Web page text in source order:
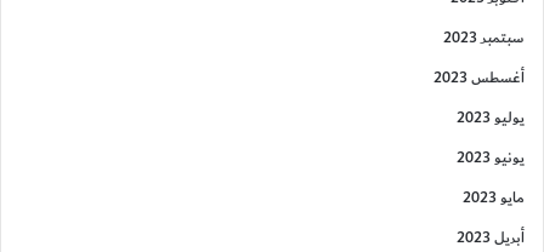
سبتمبر 2023
أغسطس 2023
يوليو 2023
يونيو 2023
مايو 2023
أبريل 2023